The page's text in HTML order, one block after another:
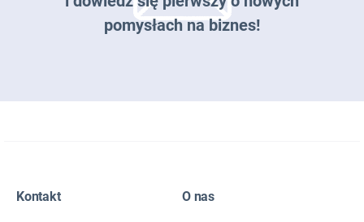
pomysłach na biznes!
EMAIL
Kontakt O nas